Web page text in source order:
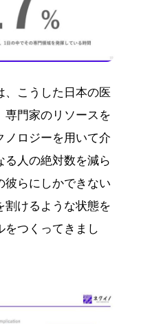
、こうした日本の医
専門家のリソースを
ノロジーを用いて介
る人の絶対数を減ら
彼らにしかできない
割けるような状態を
をつくってきまし